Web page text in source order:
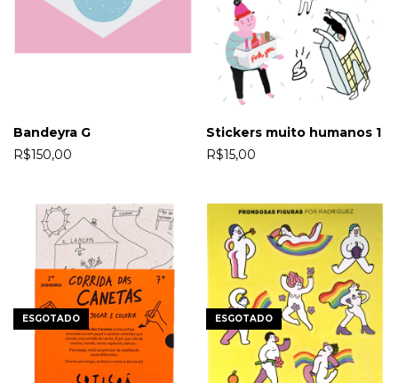
Bandeyra G
R$150,00
Stickers muito humanos 1
R$15,00
ESGOTADO ESGOTADO